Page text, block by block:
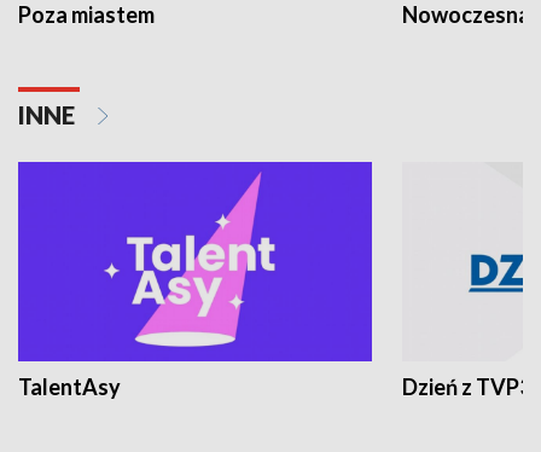
Poza miastem Nowoczesna
INNE
TalentAsy Dzień z TVP3